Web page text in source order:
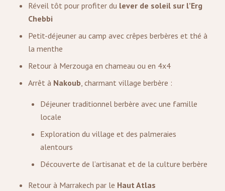
Réveil tôt pour profiter du lever de soleil sur l’Erg
Chebbi
Petit-déjeuner au camp avec crêpes berbères et thé à
la menthe
Retour à Merzouga en chameau ou en 4x4
Arrêt à Nakoub, charmant village berbère :
Déjeuner traditionnel berbère avec une famille
locale
Exploration du village et des palmeraies
alentours
Découverte de l’artisanat et de la culture berbère
Retour à Marrakech par le Haut Atlas